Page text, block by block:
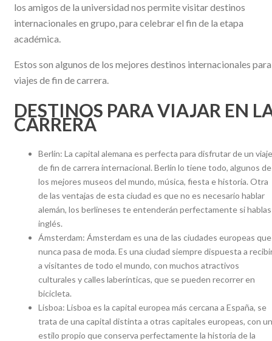
los amigos de la universidad nos permite visitar destinos
internacionales en grupo, para celebrar el fin de la etapa
académica.
Estos son algunos de los mejores destinos internacionales para
viajes de fin de carrera.
DESTINOS PARA VIAJAR EN
CARRERA
Berlín: La capital alemana es perfecta para disfrutar de un viaje
de fin de carrera internacional. Berlín lo tiene todo, algunos de
los mejores museos del mundo, música, fiesta e historia. Otra
de las ventajas de esta ciudad es que no es necesario hablar
alemán, los berlineses te entenderán perfectamente si hablas
inglés.
Ámsterdam: Ámsterdam es una de las ciudades europeas que
nunca pasa de moda. Es una ciudad siempre dispuesta a
a visitantes de todo el mundo, con muchos atractivos
culturales y calles laberínticas, que se pueden recorrer en
bicicleta.
Lisboa: Lisboa es la capital europea más cercana a España, se
trata de una capital distinta a otras capitales europeas, con un
estilo propio que conserva perfectamente la historia de la